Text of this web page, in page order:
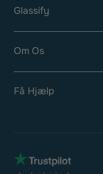
Glassify
Om Os
Få Hjælp